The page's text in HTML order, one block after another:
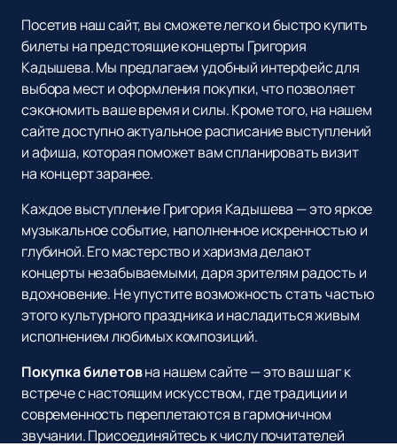
Посетив наш сайт, вы сможете легко и быстро купить
билеты на предстоящие концерты Григория
Кадышева. Мы предлагаем удобный интерфейс для
выбора мест и оформления покупки, что позволяет
сэкономить ваше время и силы. Кроме того, на нашем
сайте доступно актуальное расписание выступлений
и афиша, которая поможет вам спланировать визит
на концерт заранее.
Каждое выступление Григория Кадышева — это яркое
музыкальное событие, наполненное искренностью и
глубиной. Его мастерство и харизма делают
концерты незабываемыми, даря зрителям радость и
вдохновение. Не упустите возможность стать частью
этого культурного праздника и насладиться живым
исполнением любимых композиций.
Покупка билетовна нашем сайте — это ваш шаг к
встрече с настоящим искусством, где традиции и
современность переплетаются в гармоничном
звучании. Присоединяйтесь к числу почитателей